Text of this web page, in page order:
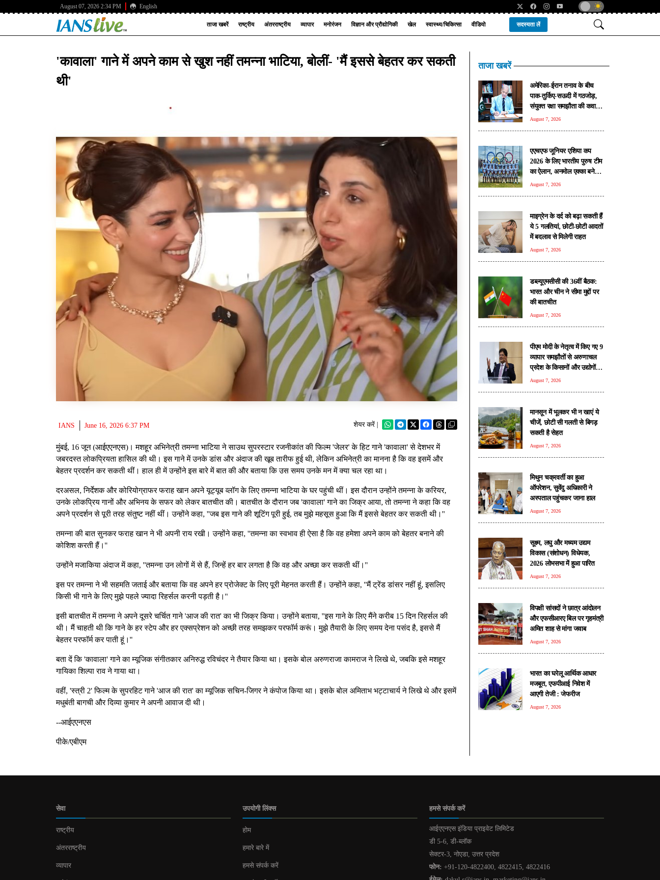
August 07, 2026 2:34 PM English
ताजा खबरें राष्ट्रीय अंतरराष्ट्रीय व्यापार मनोरंजन विज्ञान और प्रौद्योगिकी खेल स्वास्थ्य/चिकित्सा वीडियो सदस्यता लें
'कावाला' गाने में अपने काम से खुश नहीं तमन्ना भाटिया, बोलीं- 'मैं इससे बेहतर कर सकती
थी'
IANS June 16, 2026 6:37 PM शेयर करें |
मुंबई, 16 जून (आईएएनएस)। मशहूर अभिनेत्री तमन्ना भाटिया ने साउथ सुपरस्टार रजनीकांत की फिल्म 'जेलर' के हिट गाने 'कावाला' से देशभर में
जबरदस्त लोकप्रियता हासिल की थी। इस गाने में उनके डांस और अंदाज की खूब तारीफ हुई थी, लेकिन अभिनेत्री का मानना है कि वह इसमें और
बेहतर प्रदर्शन कर सकती थीं। हाल ही में उन्होंने इस बारे में बात की और बताया कि उस समय उनके मन में क्या चल रहा था।
दरअसल, निर्देशक और कोरियोग्राफर फराह खान अपने यूट्यूब व्लॉग के लिए तमन्ना भाटिया के घर पहुंची थीं। इस दौरान उन्होंने तमन्ना के करियर,
उनके लोकप्रिय गानों और अभिनय के सफर को लेकर बातचीत की। बातचीत के दौरान जब 'कावाला' गाने का जिक्र आया, तो तमन्ना ने कहा कि वह
अपने प्रदर्शन से पूरी तरह संतुष्ट नहीं थीं। उन्होंने कहा, ''जब इस गाने की शूटिंग पूरी हुई, तब मुझे महसूस हुआ कि मैं इससे बेहतर कर सकती थी।''
तमन्ना की बात सुनकर फराह खान ने भी अपनी राय रखी। उन्होंने कहा, ''तमन्ना का स्वभाव ही ऐसा है कि वह हमेशा अपने काम को बेहतर बनाने की
कोशिश करती हैं।''
उन्होंने मजाकिया अंदाज में कहा, ''तमन्ना उन लोगों में से हैं, जिन्हें हर बार लगता है कि वह और अच्छा कर सकती थीं।''
इस पर तमन्ना ने भी सहमति जताई और बताया कि वह अपने हर प्रोजेक्ट के लिए पूरी मेहनत करती हैं। उन्होंने कहा, ''मैं ट्रेंड डांसर नहीं हूं, इसलिए
किसी भी गाने के लिए मुझे पहले ज्यादा रिहर्सल करनी पड़ती है।''
इसी बातचीत में तमन्ना ने अपने दूसरे चर्चित गाने 'आज की रात' का भी जिक्र किया। उन्होंने बताया, ''इस गाने के लिए मैंने करीब 15 दिन रिहर्सल की
थी। मैं चाहती थी कि गाने के हर स्टेप और हर एक्सप्रेशन को अच्छी तरह समझकर परफॉर्म करूं। मुझे तैयारी के लिए समय देना पसंद है, इससे मैं
बेहतर परफॉर्म कर पाती हूं।''
बता दें कि 'कावाला' गाने का म्यूजिक संगीतकार अनिरुद्ध रविचंदर ने तैयार किया था। इसके बोल अरुणराजा कामराज ने लिखे थे, जबकि इसे मशहूर
गायिका शिल्पा राव ने गाया था।
वहीं, 'स्त्री 2' फिल्म के सुपरहिट गाने 'आज की रात' का म्यूजिक सचिन-जिगर ने कंपोज किया था। इसके बोल अमिताभ भट्टाचार्य ने लिखे थे और इसमें
मधुबंती बागची और दिव्या कुमार ने अपनी आवाज दी थी।
--आईएएनएस
पीके/एबीएम
ताजा खबरें
अमेरिका-ईरान तनाव के बीच
पाक-तुर्किए-सऊदी में गठजोड़,
संयुक्त रक्षा समझौता की कवायद
तेज
August 7, 2026
एएचएफ जूनियर एशिया कप
2026 के लिए भारतीय पुरुष टीम
का ऐलान, अनमोल एक्का बने
कप्तान
August 7, 2026
माइग्रेन के दर्द को बढ़ा सकती हैं
ये 5 गलतियां, छोटी-छोटी आदतों
में बदलाव से मिलेगी राहत
August 7, 2026
डब्ल्यूएमसीसी की 36वीं बैठक:
भारत और चीन ने सीमा मुद्दों पर
की बातचीत
August 7, 2026
पीएम मोदी के नेतृत्व में किए गए 9
व्यापार समझौतों से अरुणाचल
प्रदेश के किसानों और उद्योगों के
लिए खुलेंगे वैश्विक बाजार: पीयूष
August 7, 2026
मानसून में भूलकर भी न खाएं ये
चीजें, छोटी सी गलती से बिगड़
सकती है सेहत
August 7, 2026
मिथुन चक्रवर्ती का हुआ
ऑपरेशन, सुवेंदु अधिकारी ने
अस्पताल पहुंचकर जाना हाल
August 7, 2026
सूक्ष्म, लघु और मध्यम उद्यम
विकास (संशोधन) विधेयक,
2026 लोभसभा में हुआ पारित
August 7, 2026
विपक्षी सांसदों ने छात्र आंदोलन
और एफसीआरए बिल पर गृहमंत्री
अमित शाह से मांगा जवाब
August 7, 2026
भारत का घरेलू आर्थिक आधार
मजबूत, एफपीआई निवेश में
आएगी तेजी : जेफरीज
August 7, 2026
सेवा
राष्ट्रीय
अंतरराष्ट्रीय
व्यापार
उपयोगी लिंक्स
होम
हमारे बारे में
हमसे संपर्क करें
हमसे संपर्क करें
आईएएनएस इंडिया प्राइवेट लिमिटेड
डी 5-6, डी-ब्लॉक
सेक्टर-3, नोएडा, उत्तर प्रदेश
फोन: +91-120-4822400, 4822415, 4822416